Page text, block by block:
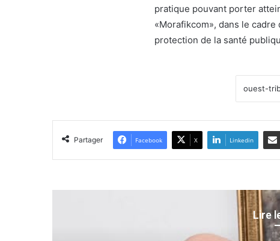
pratique pouvant porter
«Morafikcom», dans le
protection de la santé
Partager Facebook X Linkedin
Lire